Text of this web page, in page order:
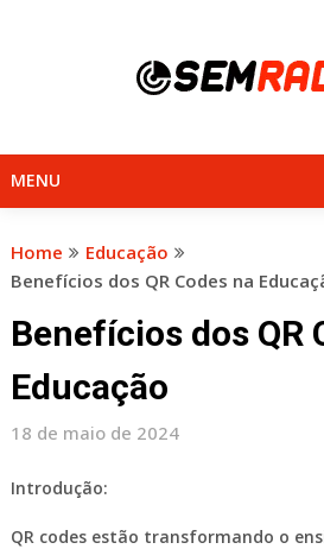
MENU
Home
Educação
Benefícios dos QR Codes na
Benefícios dos QR
Educação
18 de maio de 2024
Introdução:
QR codes estão transformando o